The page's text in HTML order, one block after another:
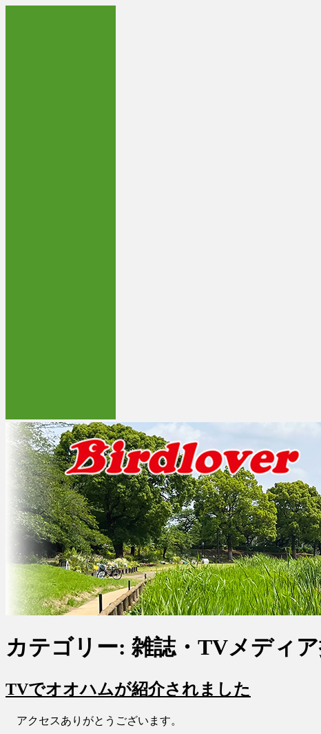
コ
ン
ン
ツ
へ
ス
ッ
野鳥動画フィールドノート
野鳥動画をブログで公開しています。
カテゴリー: 雑誌・TVメディ
TVでオオハムが紹介されました
アクセスありがとうございます。